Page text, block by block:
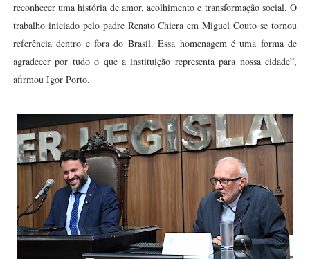
reconhecer uma história de amor, acolhimento e transformação social. O
trabalho iniciado pelo padre Renato Chiera em Miguel Couto se tornou
referência dentro e fora do Brasil. Essa homenagem é uma forma de
agradecer por tudo o que a instituição representa para nossa cidade”,
afirmou Igor Porto.